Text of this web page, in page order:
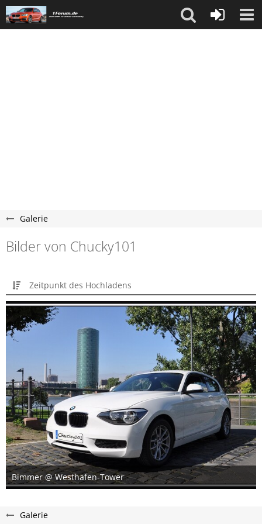
Galerie
Bilder von Chucky101
Zeitpunkt des Hochladens
Bimmer @ Westhafen-Tower
25. September 2013
Galerie